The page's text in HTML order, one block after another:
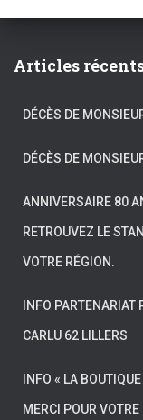
Articles
DÉCÈS DE
DÉCÈS DE
ANNIVERSAIRE 80
RETROUVEZ LE
VOTRE RÉGION.
INFO
CARLU 62 LILLERS
INFO « LA
MERCI POUR VOTRE